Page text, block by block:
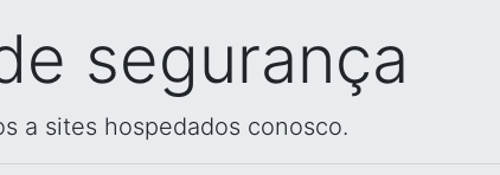
segurança
a sites hospedados conosco.